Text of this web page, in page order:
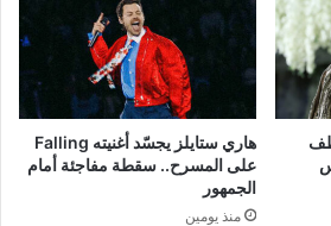
هاري ستايلز يجسّد أغنيته Falling
على المسرح.. سقطة مفاجئة أمام
الجمهور
منذ يومين